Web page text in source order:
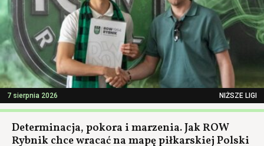
7 sierpnia 2026 NIŻSZE LIGI
Determinacja, pokora i marzenia. Jak ROW
Rybnik chce wracać na mapę piłkarskiej Polski